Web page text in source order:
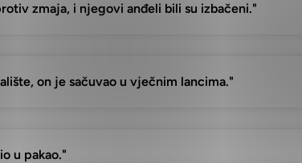
zmaja, i njegovi anđeli bili su izbačeni."
on je sačuvao u vječnim lancima."
u pakao."